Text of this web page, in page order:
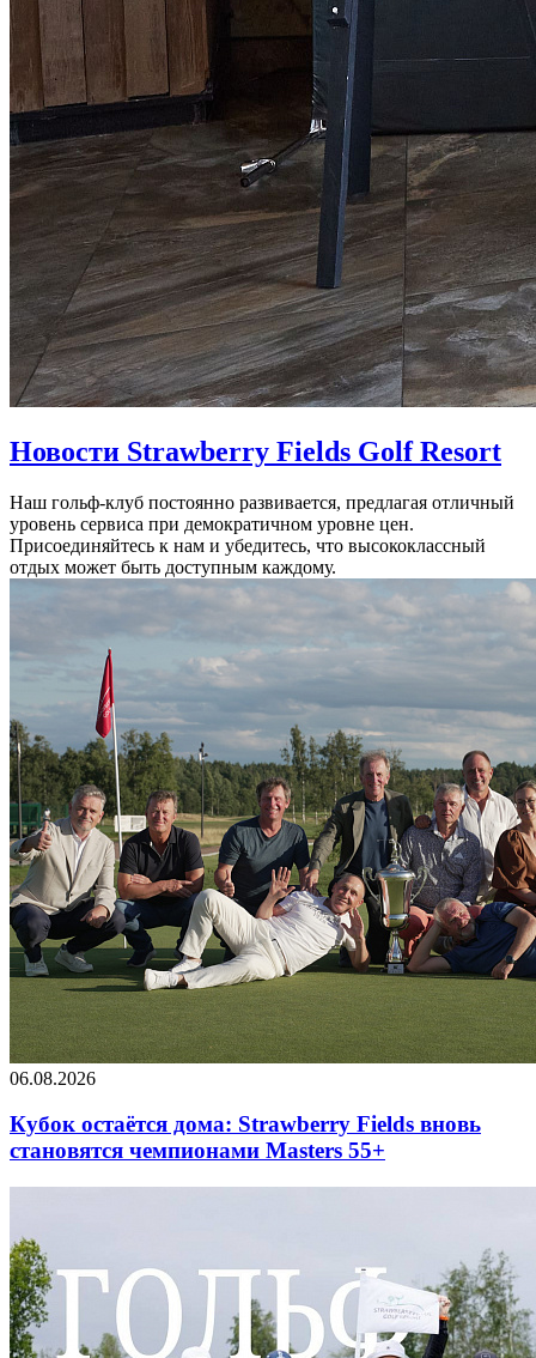
Новости Strawberry Fields Golf Resort
Наш гольф-клуб постоянно развивается, предлагая отличный
уровень сервиса при демократичном уровне цен.
Присоединяйтесь к нам и убедитесь, что высококлассный
отдых может быть доступным каждому.
06.08.2026
Кубок остаётся дома: Strawberry Fields вновь
становятся чемпионами Masters 55+